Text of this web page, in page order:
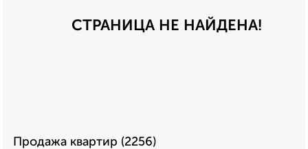
СТРАНИЦА НЕ НАЙДЕНА!
Продажа квартир (2256)